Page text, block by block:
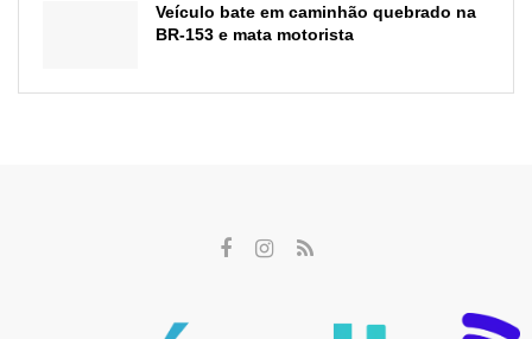
Veículo bate em caminhão quebrado na
BR-153 e mata motorista